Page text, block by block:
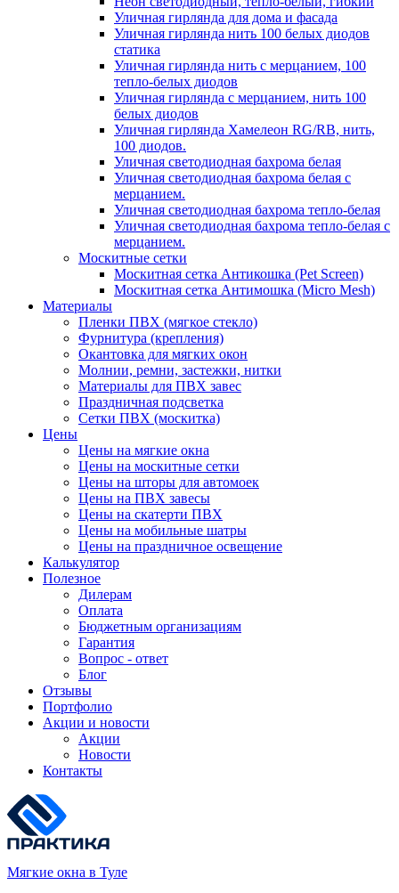
Уличная гирлянда для дома и фасада
Уличная гирлянда нить 100 белых диодов
статика
Уличная гирлянда нить с мерцанием, 100
тепло-белых диодов
Уличная гирлянда с мерцанием, нить 100
белых диодов
Уличная гирлянда Хамелеон RG/RB, нить,
100 диодов.
Уличная светодиодная бахрома белая
Уличная светодиодная бахрома белая с
мерцанием.
Уличная светодиодная бахрома тепло-белая
Уличная светодиодная бахрома тепло-белая с
мерцанием.
Москитные сетки
Москитная сетка Антикошка (Pet Screen)
Москитная сетка Антимошка (Micro Mesh)
Материалы
Пленки ПВХ (мягкое стекло)
Фурнитура (крепления)
Окантовка для мягких окон
Молнии, ремни, застежки, нитки
Материалы для ПВХ завес
Праздничная подсветка
Сетки ПВХ (москитка)
Цены
Цены на мягкие окна
Цены на москитные сетки
Цены на шторы для автомоек
Цены на ПВХ завесы
Цены на скатерти ПВХ
Цены на мобильные шатры
Цены на праздничное освещение
Калькулятор
Полезное
Дилерам
Оплата
Бюджетным организациям
Гарантия
Вопрос - ответ
Блог
Отзывы
Портфолио
Акции и новости
Акции
Новости
Контакты
Мягкие окна в Туле